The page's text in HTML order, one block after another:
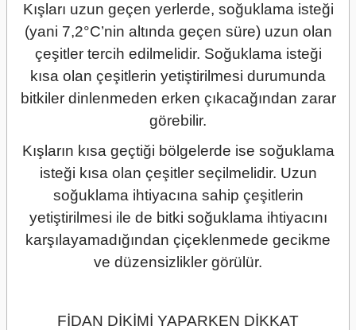
Kışları uzun geçen yerlerde, soğuklama isteği
(yani 7,2°C’nin altında geçen süre) uzun olan
çeşitler tercih edilmelidir. Soğuklama isteği
kısa olan çeşitlerin yetiştirilmesi durumunda
bitkiler dinlenmeden erken çıkacağından zarar
görebilir.
Kışların kısa geçtiği bölgelerde ise soğuklama
isteği kısa olan çeşitler seçilmelidir. Uzun
soğuklama ihtiyacına sahip çeşitlerin
yetiştirilmesi ile de bitki soğuklama ihtiyacını
karşılayamadığından çiçeklenmede gecikme
ve düzensizlikler görülür.
FİDAN DİKİMİ YAPARKEN DİKKAT